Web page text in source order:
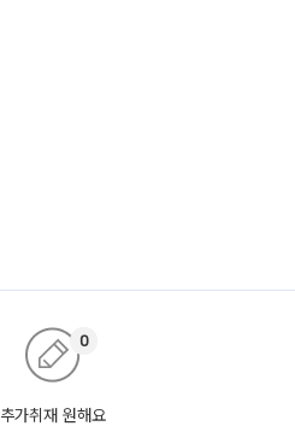
추가취재 원해요
0